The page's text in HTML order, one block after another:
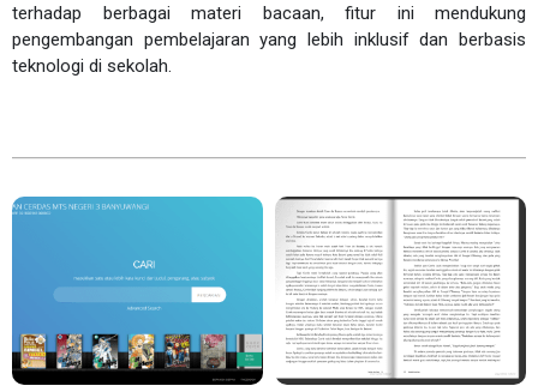
terhadap berbagai materi bacaan, fitur ini mendukung
pengembangan pembelajaran yang lebih inklusif dan berbasis
teknologi di sekolah.